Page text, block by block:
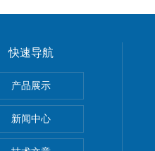
快速导航
产品展示
新闻中心